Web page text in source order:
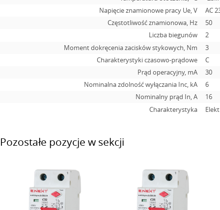
Napięcie znamionowe pracy Ue, V
АС
Częstotliwość znamionowa, Hz
50
Liczba biegunów
2
Moment dokręcenia zacisków stykowych, Nm
3
Charakterystyki czasowo-prądowe
C
Prąd operacyjny, mA
30
Nominalna zdolność wyłączania Inc, kA
6
Nominalny prąd In, А
16
Charakterystyka
Pozostałe pozycje w sekcji